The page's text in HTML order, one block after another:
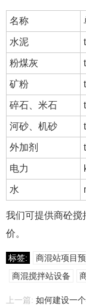
名称
水泥
粉煤灰
矿粉
碎石、米石
河砂、机砂
外加剂
电力
水
我们可提供商砼搅
价。
标签: 商混站项目
商混搅拌站设备
上一篇: 如何建设一个小型简易式